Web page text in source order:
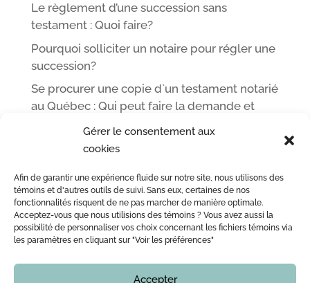
Gérer le consentement aux
cookies
Afin de garantir une expérience fluide sur notre site, nous utilisons des
témoins et d'autres outils de suivi. Sans eux, certaines de nos
fonctionnalités risquent de ne pas marcher de manière optimale.
Acceptez-vous que nous utilisions des témoins ? Vous avez aussi la
possibilité de personnaliser vos choix concernant les fichiers témoins via
les paramètres en cliquant sur "Voir les préférences"
Accepter
Le règlement d’une succession sans
testament : Quoi faire?
Pourquoi solliciter un notaire pour régler une
succession?
Se procurer une copie d`un testament notarié
au Québec : Qui peut faire la demande et
ACCUEIL
L’ÉQUIPE DE ME LEOPOLD LINCÀ NOTAIRE
ACTE NOTARIÉ / CERTIFICATION
OUTILS
BLOG
NOUS JOINDRE
Notaire Montreal | Me Leopold Lincà